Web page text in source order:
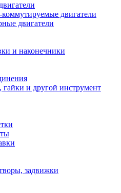
двигатели
двигатели
и наконечники
и другой инструмент
задвижки